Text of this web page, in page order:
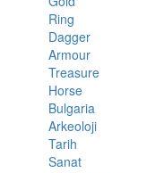
Ring
Dagger
Armour
Treasure
Horse
Bulgaria
Arkeoloji
Tarih
Sanat